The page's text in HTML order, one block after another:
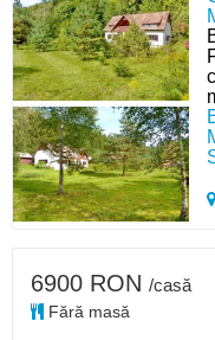
6900 RON /casă
Fără masă